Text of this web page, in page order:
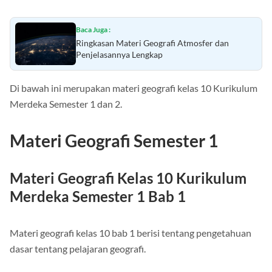
Baca Juga :
Ringkasan Materi Geografi Atmosfer dan
Penjelasannya Lengkap
Di bawah ini merupakan materi geografi kelas 10 Kurikulum
Merdeka Semester 1 dan 2.
Materi Geografi Semester 1
Materi Geografi Kelas 10 Kurikulum
Merdeka Semester 1 Bab 1
Materi geografi kelas 10 bab 1 berisi tentang pengetahuan
dasar tentang pelajaran geografi.